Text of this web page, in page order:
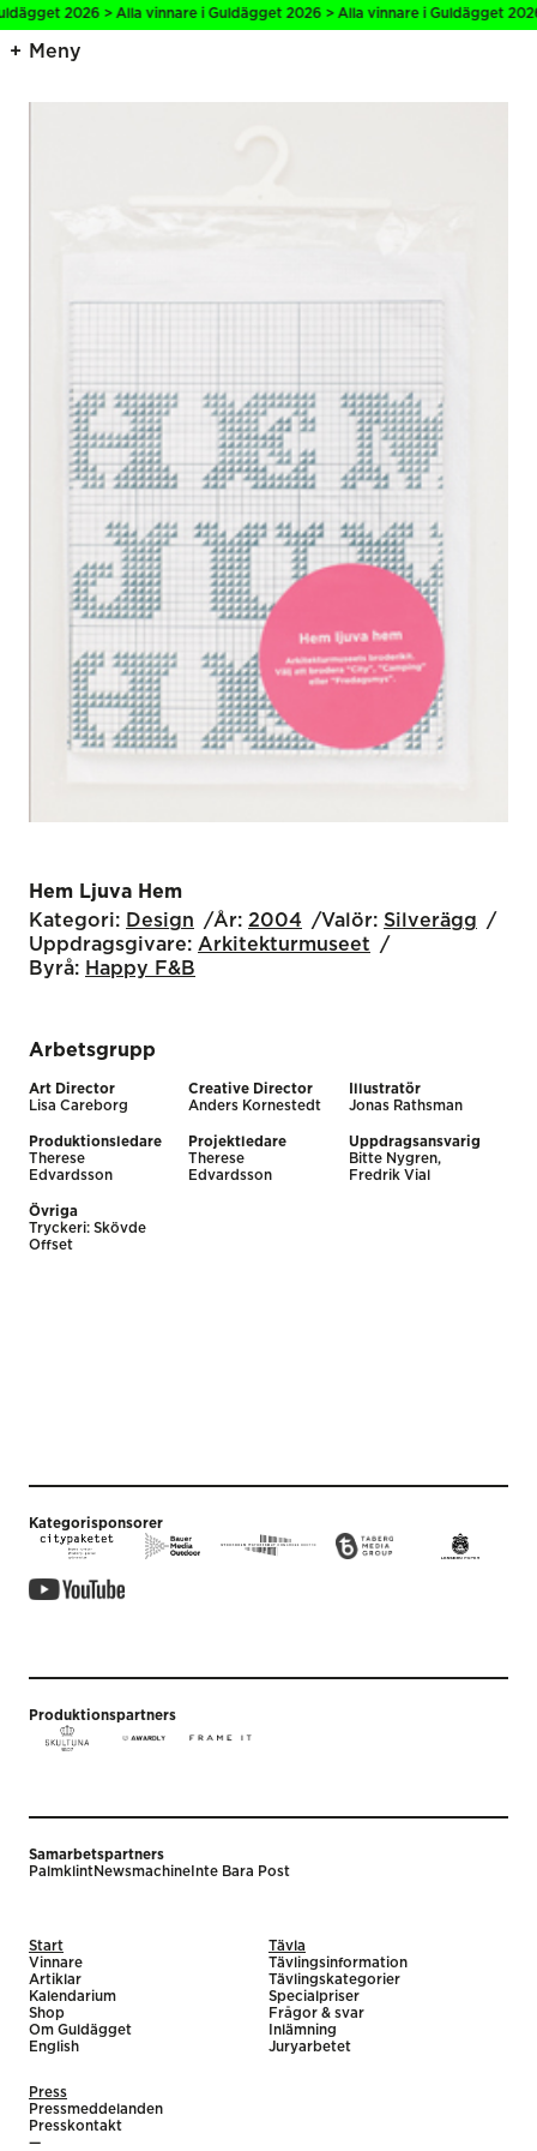
2026 > Alla vinnare i Guldägget 2026 > Alla vinnare i Guldägget
Meny
Hem Ljuva Hem
Kategori: Design År: 2004 Valör: Silverägg
Uppdragsgivare: Arkitekturmuseet
Byrå: Happy F&B
Arbetsgrupp
Art Director
Lisa Careborg
Creative Director
Anders Kornestedt
Illustratör
Jonas Rathsman
Produktionsledare
Therese
Edvardsson
Projektledare
Therese
Edvardsson
Uppdragsansvarig
Bitte Nygren,
Fredrik Vial
Övriga
Tryckeri: Skövde
Offset
Kategorisponsorer
Produktionspartners
Samarbetspartners
PalmklintNewsmachine Inte Bara Post
Start
Vinnare
Artiklar
Kalendarium
Shop
Om Guldägget
English
Tävla
Tävlingsinformation
Tävlingskategorier
Specialpriser
Frågor & svar
Inlämning
Juryarbetet
Press
Pressmeddelanden
Presskontakt
—